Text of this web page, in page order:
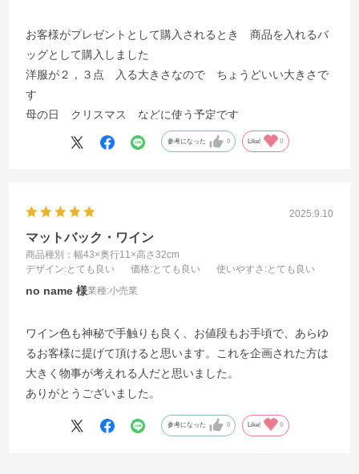
お客様がプレゼントとして購入されるとき 商品を入れるバ
ッグとして購入しました
洋服が２，３点 入る大きさなので ちょうどいい大きさで
す
母の日 クリスマス などに使う予定です
参考になった 0 Like! 0
2025.9.10
マットバック・ワイン
商品種別：幅43×奥行11×高さ32cm
デザイン:とても良い 価格:とても良い 使いやすさ :とても良い
no name 業種:小売業
ワイン色も神秘で手触りも良く、お値段もお手頃で、あらゆ
るお客様に提げて頂けると思います。これを企画された方は
大きく物事が考えれる人だと思いました。
ありがとうございました。
参考になった 0 Like! 0